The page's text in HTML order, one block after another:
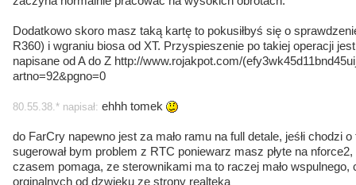
Dodatkowo skoro masz taką kartę to pokusiłbyś się o
R360) i wgraniu biosa od XT. Przyspieszenie po takiej operacji
napisane od A do Z http://www.rojakpot.com/
artno=92&pgno=0
80.55.38.* napisał: ehhh tomek
do FarCry napewno jest za mało ramu na full detale, jeśłi chodzi
sugerował bym problem z RTC poniewarz masz płyte na
czasem pomaga, ze sterownikami ma to raczej mało wspulnego,
orginalnych od dzwięku ze strony realteka